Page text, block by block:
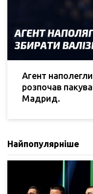
Агент
розпочав
Мадрид.
Найпопулярніше